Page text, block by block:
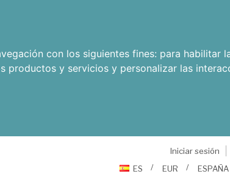
con los siguientes fines: para habilitar
productos y servicios y personalizar las
Iniciar sesión
ES
EUR